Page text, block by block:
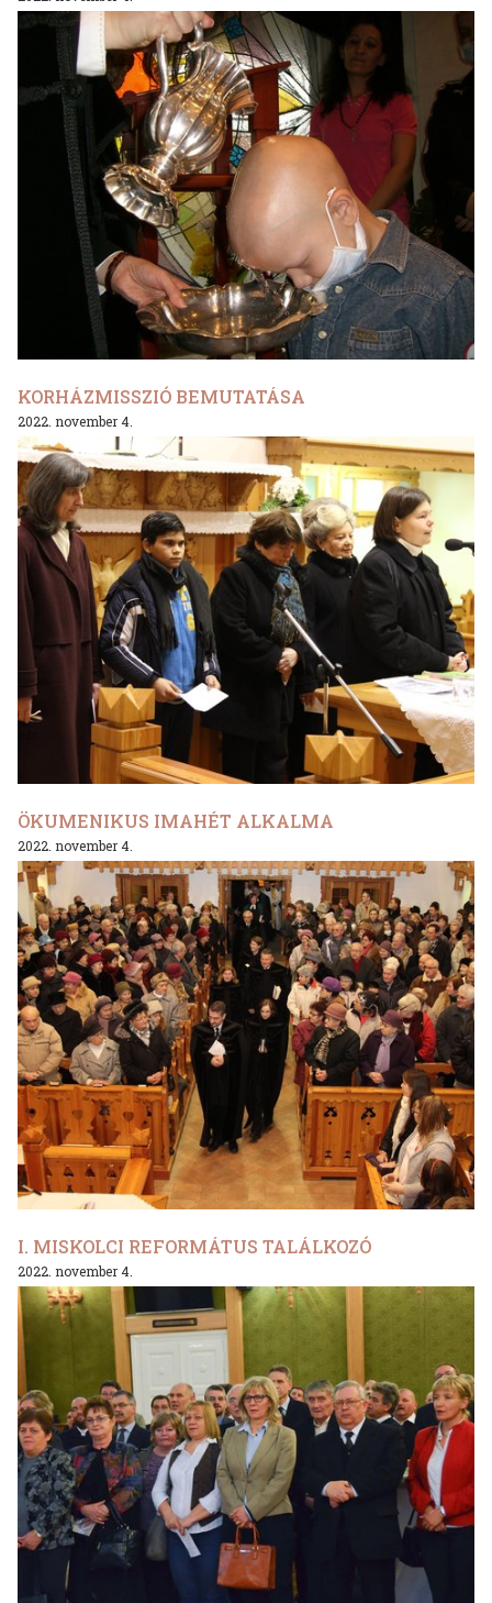
KORHÁZMISSZIÓ BEMUTATÁSA
2022. november 4.
ÖKUMENIKUS IMAHÉT ALKALMA
2022. november 4.
I. MISKOLCI REFORMÁTUS TALÁLKOZÓ
2022. november 4.